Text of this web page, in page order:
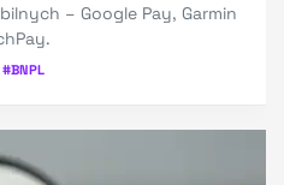
– Google Pay, Garmin
#BNPL